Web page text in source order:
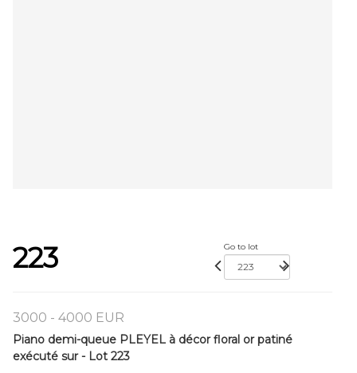
223 Go to lot
3000 - 4000 EUR
Piano demi-queue PLEYEL à décor floral or patiné
exécuté sur - Lot 223